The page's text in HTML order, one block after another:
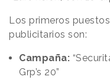
Los primeros
publicitarios son:
Campaña:
Grp’s 20”